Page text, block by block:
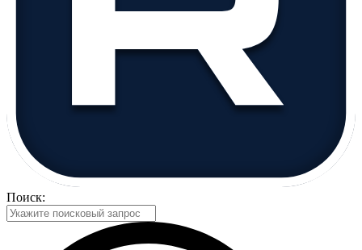
Поиск: